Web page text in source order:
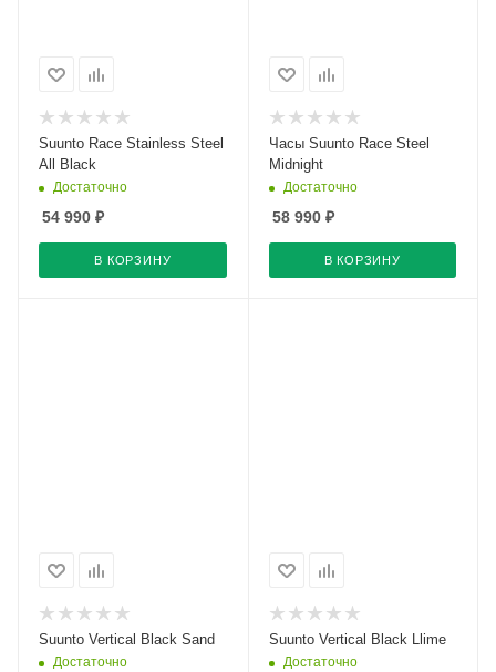
Suunto Race Stainless Steel
All Black
Достаточно
54 990 ₽
В КОРЗИНУ
Часы Suunto Race Steel
Midnight
Достаточно
58 990₽
В КОРЗИНУ
Suunto Vertical Black Sand
Достаточно
Suunto Vertical Black Llime
Достаточно